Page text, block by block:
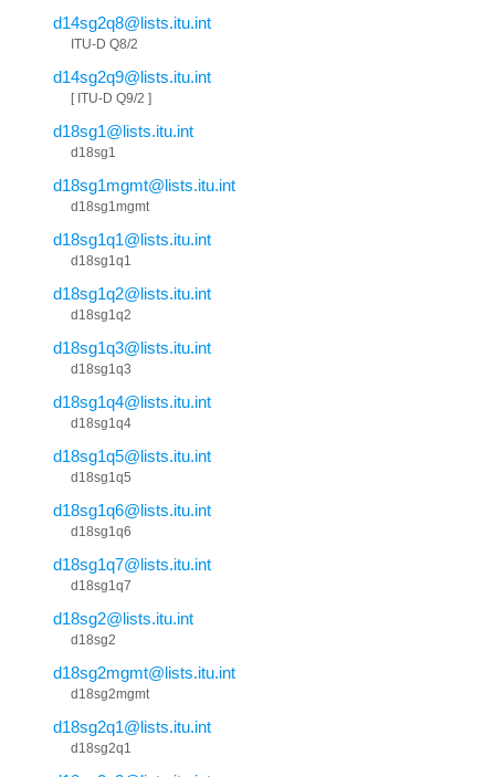
d14sg2q8@lists.itu.int
ITU-D Q8/2
d14sg2q9@lists.itu.int
[ ITU-D Q9/2 ]
d18sg1@lists.itu.int
d18sg1
d18sg1mgmt@lists.itu.int
d18sg1mgmt
d18sg1q1@lists.itu.int
d18sg1q1
d18sg1q2@lists.itu.int
d18sg1q2
d18sg1q3@lists.itu.int
d18sg1q3
d18sg1q4@lists.itu.int
d18sg1q4
d18sg1q5@lists.itu.int
d18sg1q5
d18sg1q6@lists.itu.int
d18sg1q6
d18sg1q7@lists.itu.int
d18sg1q7
d18sg2@lists.itu.int
d18sg2
d18sg2mgmt@lists.itu.int
d18sg2mgmt
d18sg2q1@lists.itu.int
d18sg2q1